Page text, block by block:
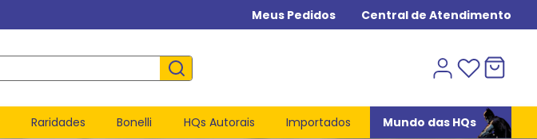
Meus Pedidos Central de Atendimento
Raridades Bonelli HQs Autorais Importados Mundo das HQs